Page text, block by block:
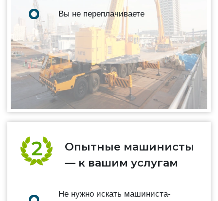
Вы не переплачиваете
Опытные машинисты
— к вашим услугам
Не нужно искать машиниста-